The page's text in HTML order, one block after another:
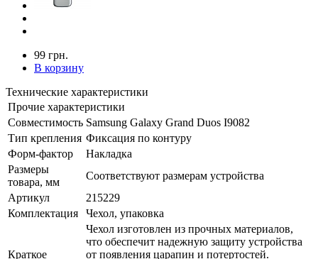
99 грн.
В корзину
Технические характеристики
Прочие характеристики
Совместимость Samsung Galaxy Grand Duos I9082
Тип крепления Фиксация по контуру
Форм-фактор
Накладка
Размеры
товара, мм
Соответствуют размерам устройства
Артикул
215229
Комплектация
Чехол, упаковка
Краткое
Чехол изготовлен из прочных материалов,
что обеспечит надежную защиту устройства
от появления царапин и потертостей.